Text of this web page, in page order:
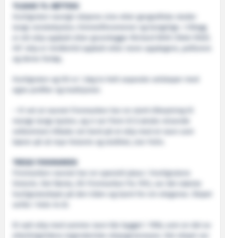
TILBAKE TIL RØTTENE
Hurtigruten navngir skipene sine etter geografiske steder
langs norskekysten, himmelfenomener og kongelige. I tillegg
er ett skip oppkalt etter grunnlegger Richard With (1846–1930).
HX’ skip er imidlertid oppkalt etter store oppdagere, polfarere
og deres fartøy.
Hurtigruten og HX er i dag to helt separate selskaper med
egne profiler og tradisjoner.
– Vi vet at navnet Finnmarken har en sterk tilknytning til
mange langs kysten, og vi ser frem til å ønske reisende
TREDJE FINNMARKEN
Finnmarken-navnet har en spesiell plass i Hurtigrutens
hurtigruteskipet på den tiden og kjent for sin eleganse. Skipet
Et nytt skip med samme navn ble bygget i 1956, som en del av